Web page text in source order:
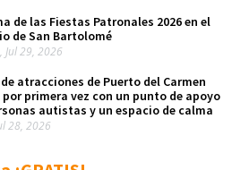
de las Fiestas Patronales 2026 en el
de San Bartolomé
Jul 29, 2026
atracciones de Puerto del Carmen
primera vez con un punto de apoyo
autistas y un espacio de calma
28, 2026